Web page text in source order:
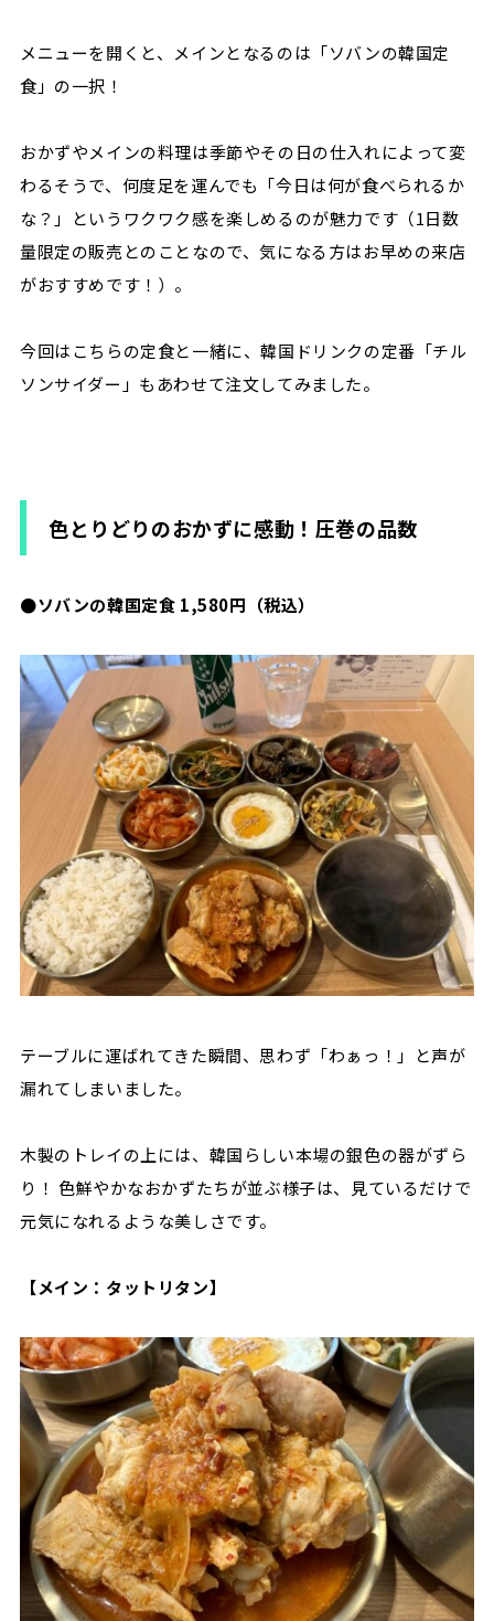
メニューを開くと、メインとなるのは「ソバンの韓国定
食」の一択！
おかずやメインの料理は季節やその日の仕入れによって変
わるそうで、何度足を運んでも「今日は何が食べられるか
な？」というワクワク感を楽しめるのが魅力です（1日数
量限定の販売とのことなので、気になる方はお早めの来店
がおすすめです！）。
今回はこちらの定食と一緒に、韓国ドリンクの定番「チル
ソンサイダー」もあわせて注文してみました。
色とりどりのおかずに感動！圧巻の品数
●ソバンの韓国定食 1,580円（税込）
テーブルに運ばれてきた瞬間、思わず「わぁっ！」と声が
漏れてしまいました。
木製のトレイの上には、韓国らしい本場の銀色の器がずら
り！ 色鮮やかなおかずたちが並ぶ様子は、見ているだけで
元気になれるような美しさです。
【メイン：タットリタン】